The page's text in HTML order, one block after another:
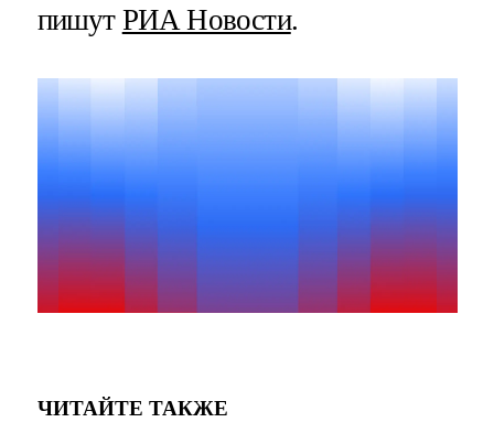
пишут РИА Новости.
ЧИТАЙТЕ ТАКЖЕ